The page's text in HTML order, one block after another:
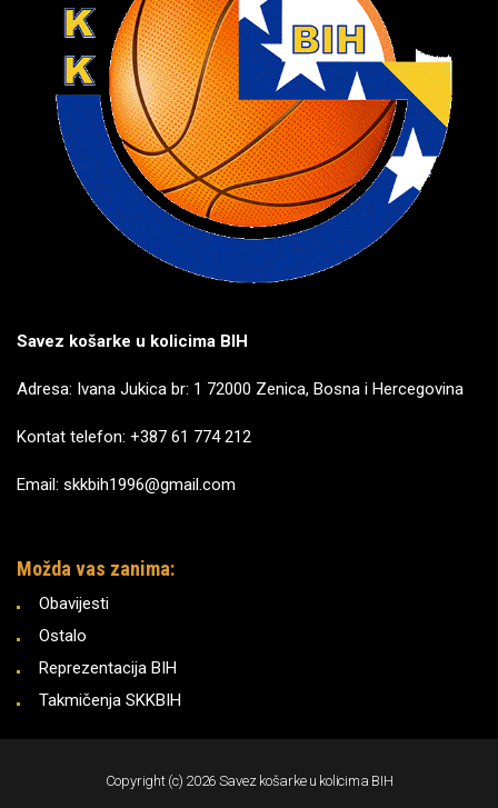
Savez košarke u kolicima BIH
Adresa: Ivana Jukica br: 1 72000 Zenica, Bosna i Hercegovina
Kontat telefon: +387 61 774 212
Email: skkbih1996@gmail.com
Možda vas zanima:
Obavijesti
Ostalo
Reprezentacija BIH
Takmičenja SKKBIH
Copyright (c) 2026 Savez košarke u kolicima BIH